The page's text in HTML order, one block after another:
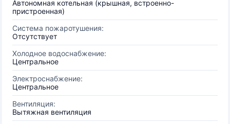
Автономная котельная (крышная, встроенно-
пристроенная)
Система пожаротушения:
Отсутствует
Холодное водоснабжение:
Центральное
Электроснабжение:
Центральное
Вентиляция:
Вытяжная вентиляция